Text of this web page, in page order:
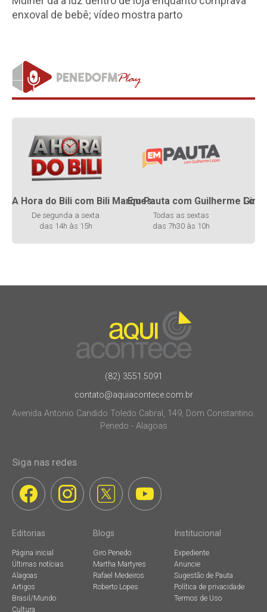
enxoval de bebê; vídeo mostra parto
A Hora do Bili com Bili Marques
De segunda a sexta
das 14h às 15h
Em Pauta com Guilherme
Todas as sextas
das 7h30 às 10h
Giro
(82) 3551.5091
contato@aquiacontece.com.br
Avenida Antonio Candido Toledo Cabral, 149, Dom Constantino.
Penedo - Alagoas
Siga nas redes
Editorias
Página inicial
Últimas notícias
Alagoas
Artigos
Brasil/Mundo
Cultura
Blogs
Giro Penedo
Martha Martyres
Rafael Medeiros
Roberto Lopes
Institucional
Expediente
Anuncie
Sugestão de Pauta
Política de privacidade
Termos de Uso